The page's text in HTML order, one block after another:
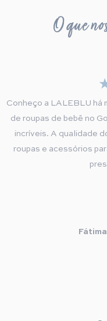
O que
Conheço a LALEBLU
de roupas de bebê no
incríveis. A qualidade
roupas e acessórios